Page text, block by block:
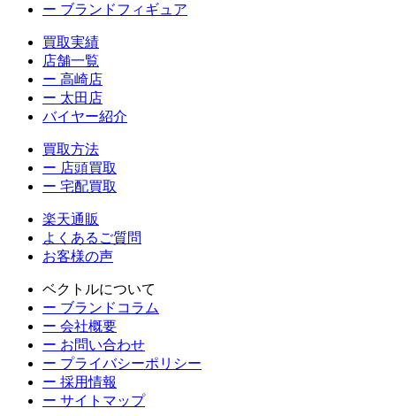
ー ブランドフィギュア
買取実績
店舗一覧
ー 高崎店
ー 太田店
バイヤー紹介
買取方法
ー 店頭買取
ー 宅配買取
楽天通販
よくあるご質問
お客様の声
ベクトルについて
ー ブランドコラム
ー 会社概要
ー お問い合わせ
ー プライバシーポリシー
ー 採用情報
ー サイトマップ